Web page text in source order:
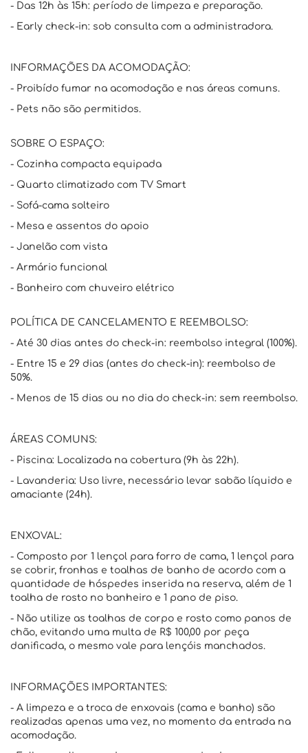
- Das 12h às 15h: período de limpeza e preparação.
- Early check-in: sob consulta com a administradora.
INFORMAÇÕES DA ACOMODAÇÃO:
- Proibído fumar na acomodação e nas áreas comuns.
- Pets não são permitidos.
SOBRE O ESPAÇO:
- Cozinha compacta equipada
- Quarto climatizado com TV Smart
- Sofá-cama solteiro
- Mesa e assentos do apoio
- Janelão com vista
- Armário funcional
- Banheiro com chuveiro elétrico
POLÍTICA DE CANCELAMENTO E REEMBOLSO:
- Até 30 dias antes do check-in: reembolso integral (100%).
- Entre 15 e 29 dias (antes do check-in): reembolso de
50%.
- Menos de 15 dias ou no dia do check-in: sem reembolso.
ÁREAS COMUNS:
- Piscina: Localizada na cobertura (9h às 22h).
- Lavanderia: Uso livre, necessário levar sabão líquido e
amaciante (24h).
ENXOVAL:
- Composto por 1 lençol para forro de cama, 1 lençol para
se cobrir, fronhas e toalhas de banho de acordo com a
quantidade de hóspedes inserida na reserva, além de 1
toalha de rosto no banheiro e 1 pano de piso.
- Não utilize as toalhas de corpo e rosto como panos de
chão, evitando uma multa de R$ 100,00 por peça
danificada, o mesmo vale para lençóis manchados.
INFORMAÇÕES IMPORTANTES:
- A limpeza e a troca de enxovais (cama e banho) são
realizadas apenas uma vez, no momento da entrada na
acomodação.